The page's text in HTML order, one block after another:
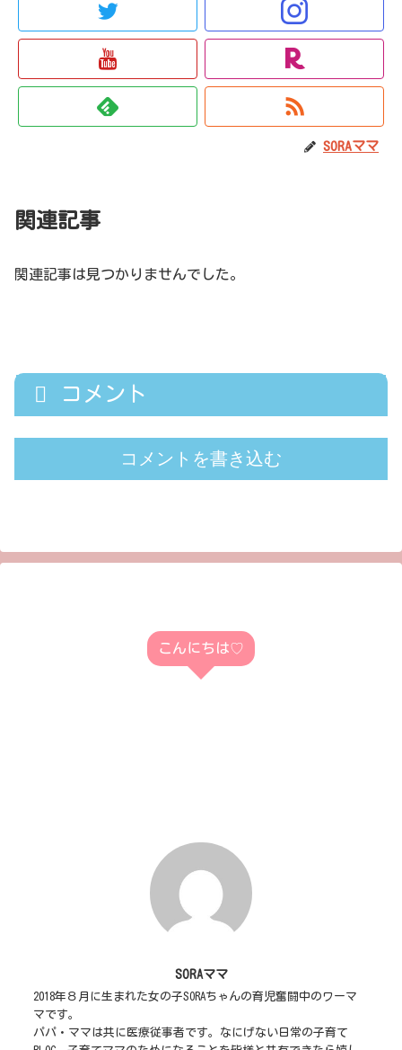
SORAママ
関連記事
関連記事は見つかりませんでした。
コメント
コメントを書き込む
こんにちは♡
SORAママ
2018年８月に生まれた女の子SORAちゃんの育児奮闘中のワーマ
マです。
パパ・ママは共に医療従事者です。なにげない日常の子育て